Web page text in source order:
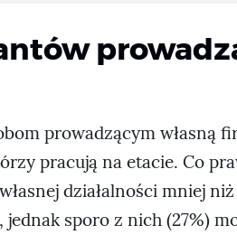
prowadzącym własną
pracują na etacie. Co
działalności mniej niż
sporo z nich (27%)